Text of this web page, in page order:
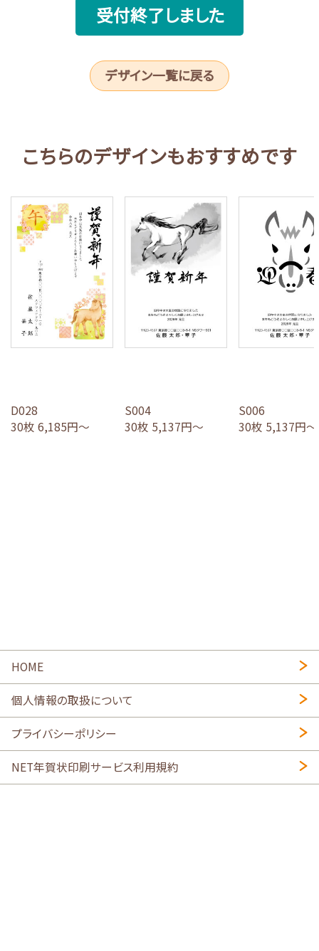
受付終了しました
デザイン一覧に戻る
こちらのデザインもおすすめです
D028
30枚 6,185円～
S004
30枚 5,137円～
S006
30枚 5,137円～
HOME
個人情報の取扱について
プライバシーポリシー
NET年賀状印刷サービス利用規約